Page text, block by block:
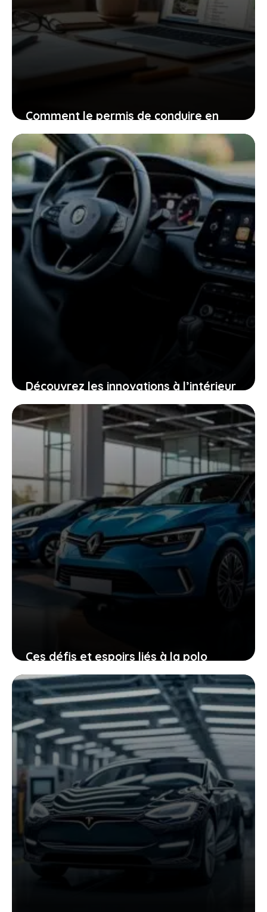
Comment le permis de conduire en
ligne change la donne pour les
candidats motivés
31 janvier 2026
Découvrez les innovations à l’intérieur
de la nouvelle Polo électrique qui
arrive cette année, faites-vous plaisir
5 janvier 2026
Ces défis et espoirs liés à la polo
électrique pour sauver volkswagen de
la crise
23 décembre 2025